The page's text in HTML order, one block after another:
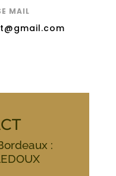
MAIL
: